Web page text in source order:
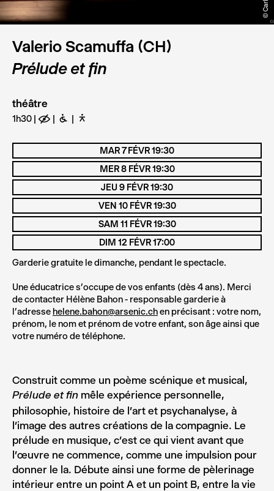
Valerio Scamuffa (CH)
Prélude et fin
théâtre
1h30 E B D
Construit comme un poème scénique et musical,
Prélude et fin mêle expérience personnelle,
philosophie, histoire de l’art et psychanalyse, à
l’image des autres créations de la compagnie. Le
prélude en musique, c’est ce qui vient avant que
l’œuvre ne commence, comme une impulsion pour
donner le la. Débute ainsi une forme de pèlerinage
intérieur entre un point A et un point B, entre la vie
MAR 7 FÉVR 19:30
MER 8 FÉVR 19:30
JEU 9 FÉVR 19:30
VEN 10 FÉVR 19:30
SAM 11 FÉVR 19:30
DIM 12 FÉVR 17:00
Garderie gratuite le dimanche, pendant le spectacle.
Une éducatrice s’occupe de vos enfants (dès 4 ans). Merci
de contacter Hélène Bahon - responsable garderie à
l’adresse helene.bahon@arsenic.chen précisant : votre nom,
prénom, le nom et prénom de votre enfant, son âge ainsi que
votre numéro de téléphone.